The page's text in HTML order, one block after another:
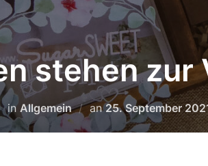
stehen zur
inAllgemein anVeröffentlicht
am
25. September